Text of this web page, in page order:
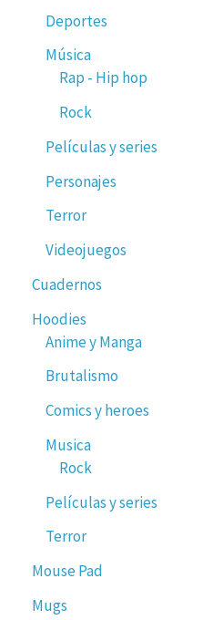
Deportes
Música
Rap - Hip hop
Rock
Películas y series
Personajes
Terror
Videojuegos
Cuadernos
Hoodies
Anime y Manga
Brutalismo
Comics y heroes
Musica
Rock
Películas y series
Terror
Mouse Pad
Mugs